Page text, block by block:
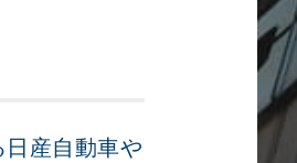
産自動車や